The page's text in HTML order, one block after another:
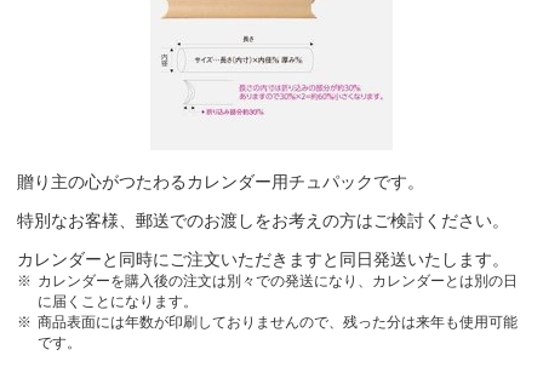
贈り主の心がつたわるカレンダー用チュパックです。
特別なお客様、郵送でのお渡しをお考えの方はご検討ください。
カレンダーと同時にご注文いただきますと同日発送いたします。
カレンダーを購入後の注文は別々での発送になり、カレンダーとは別の日
に届くことになります。
商品表面には年数が印刷しておりませんので、残った分は来年も使用可能
です。